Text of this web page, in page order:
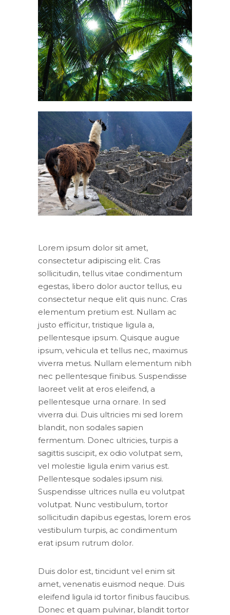
Lorem ipsum dolor sit amet,
consectetur adipiscing elit. Cras
sollicitudin, tellus vitae condimentum
egestas, libero dolor auctor tellus, eu
consectetur neque elit quis nunc. Cras
elementum pretium est. Nullam ac
justo efficitur, tristique ligula a,
pellentesque ipsum. Quisque augue
ipsum, vehicula et tellus nec, maximus
viverra metus. Nullam elementum nibh
nec pellentesque finibus. Suspendisse
laoreet velit at eros eleifend, a
pellentesque urna ornare. In sed
viverra dui. Duis ultricies mi sed lorem
blandit, non sodales sapien
fermentum. Donec ultricies, turpis a
sagittis suscipit, ex odio volutpat sem,
vel molestie ligula enim varius est.
Pellentesque sodales ipsum nisi.
Suspendisse ultrices nulla eu volutpat
volutpat. Nunc vestibulum, tortor
sollicitudin dapibus egestas, lorem eros
vestibulum turpis, ac condimentum
erat ipsum rutrum dolor.
Duis dolor est, tincidunt vel enim sit
amet, venenatis euismod neque. Duis
eleifend ligula id tortor finibus faucibus.
Donec et quam pulvinar, blandit tortor